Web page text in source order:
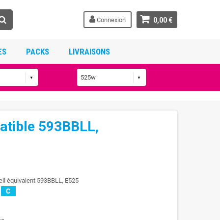
0,00 €
Connexion
PACKS LIVRAISONS
593BBLL,
équivalent 593BBLL, E525